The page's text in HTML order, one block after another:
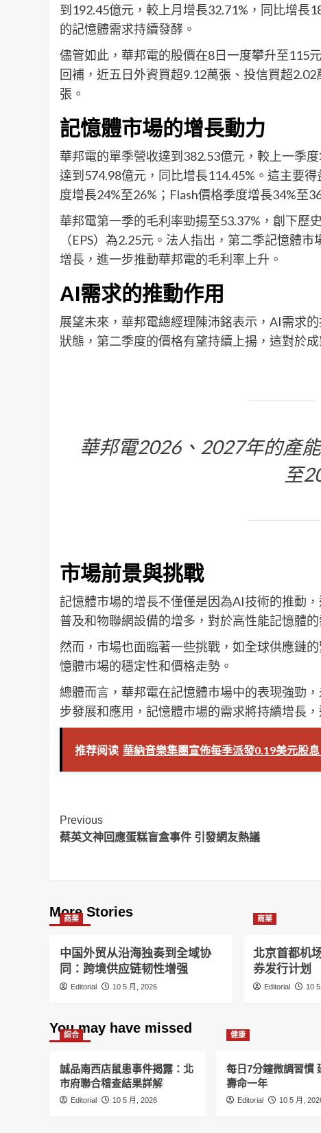
到192.45億元，較上月增長32.71%，同比增長
的記憶體需求持續發酵。
儘管如此，華邦電的股價在8日一度攀升至115
回補，近五日外資買超9.12萬張、投信買超
張。
記憶體市場的增長動力
華邦電的單季營收達到382.53億元，較上一季
達到574.98億元，同比增長114.45%。這主要
度增長24%至26%；Flash價格季度增長34%至
華邦電第一季的毛利率勁揚至53.37%，創下歷
（EPS）為2.25元。法人指出，第二季記憶體
增長，進一步推動華邦電的毛利率上升。
AI需求的推動作用
展望未來，華邦電總經理陳沛銘表示，AI需求
狀態，第二季度的價格有望持續上揚，這對於
華邦電2026、2027年的產
至
市場前景與挑戰
記憶體市場的增長不僅僅是因為AI技術的推動
普及和物聯網設備的增多，對於高性能記憶體
然而，市場也面臨著一些挑戰，如全球供應鏈
憶體市場的穩定性和價格走勢。
總體而言，華邦電在記憶體市場中的表現強勁
步發展和應用，記憶體市場的需求將持續增長
推荐阅读 華納音樂集團宣佈每季派發0.19美元股
Post
Navigation
Previous
蔡英文神回應蛋糕盲盒事件 引發網友熱議
More Stories
商業
中国外贸从沿海独奏到全域协
同：跨境供应链韧性增强
Editorial 10 5 月, 2026
商業
北京首都机
券发行计划
Editorial 10
You may have missed
綜合
誠品南西店鼠患事件揭露：北
市府聯合稽查結果詳解
Editorial 10 5 月, 2026
健康
每日7分鐘微調習慣
壽命一年
Editorial 10 5 月,